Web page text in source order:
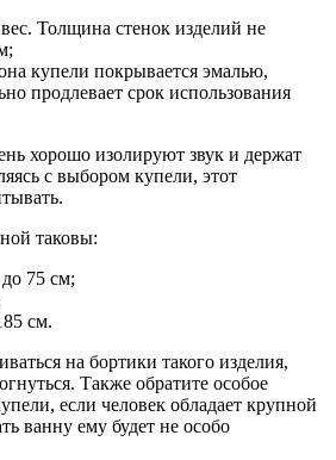
Толщина стенок изделий не
купели покрывается эмалью,
продлевает срок использования
хорошо изолируют звук и держат
с выбором купели, этот
таковы:
75 см;
см.
на бортики такого изделия,
Также обратите особое
если человек обладает крупной
ванну ему будет не особо